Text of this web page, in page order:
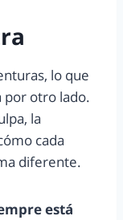
lo que
por otro lado.
la
cada
diferente.
está